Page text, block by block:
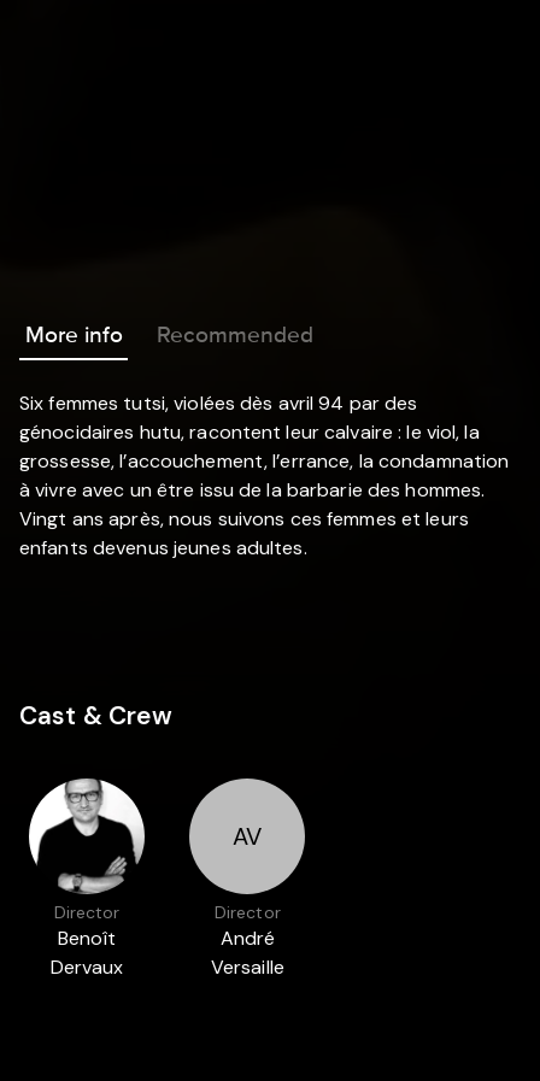
More info Recommended
Six femmes tutsi, violées dès avril 94 par des
génocidaires hutu, racontent leur calvaire : le viol, la
grossesse, l’accouchement, l’errance, la condamnation
à vivre avec un être issu de la barbarie des hommes.
Vingt ans après, nous suivons ces femmes et leurs
enfants devenus jeunes adultes.
Cast & Crew
Director
Benoît
Dervaux
AV
Director
André
Versaille